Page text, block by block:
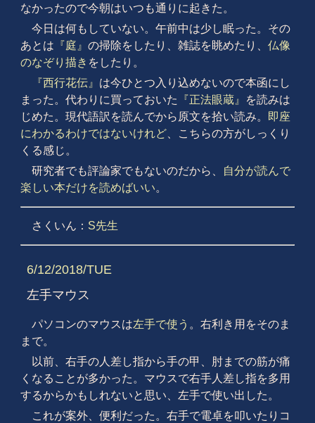
なかったので今朝はいつも通りに起きた。
今日は何もしていない。午前中は少し眠った。その
あとは 『庭』 の掃除をしたり、雑誌を眺めたり、 仏像
のなぞり描き をしたり。
『西行花伝』 は今ひとつ入り込めないので本函にし
まった。代わりに買っておいた
『正法眼蔵』
を読みは
じめた。現代語訳を読んでから原文を拾い読み。
即座
にわかるわけではないけれど、こちらの方がしっくり
くる感じ。
研究者でも評論家でもないのだから、
自分が読んで
楽しい本だけを読めばいい。
さくいん： S先生
6/12/2018/TUE
左手マウス
パソコンのマウスは左手で使う 。右利き用をそのま
まで。
以前、右手の人差し指から手の甲、肘までの筋が痛
くなることが多かった。マウスで右手人差し指を多用
するからかもしれないと思い、左手で使い出した。
これが案外、便利だった。右手で電卓を叩いたりコ